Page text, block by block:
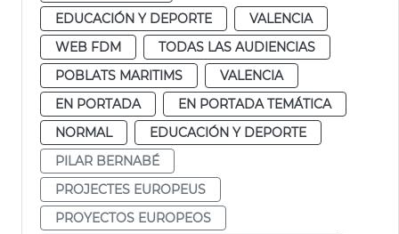
EDUCACIÓN Y DEPORTE
VALENCIA
WEB FDM
TODAS LAS AUDIENCIAS
POBLATS MARITIMS
VALENCIA
EN PORTADA
EN PORTADA TEMÁTICA
NORMAL
EDUCACIÓN Y DEPORTE
PILAR BERNABÉ
PROJECTES EUROPEUS
PROYECTOS EUROPEOS